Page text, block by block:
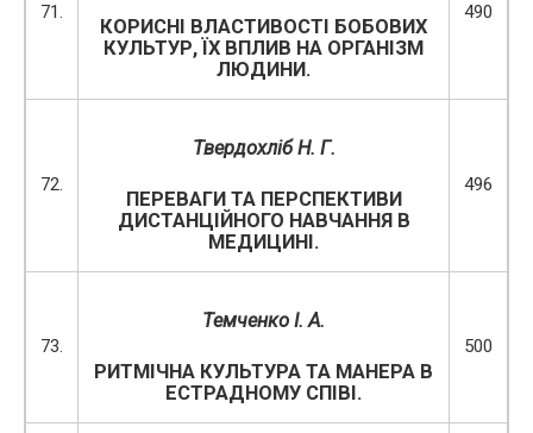
71.
КОРИСНІ ВЛАСТИВОСТІ БОБОВИХ
КУЛЬТУР, ЇХ ВПЛИВ НА ОРГАНІЗМ
ЛЮДИНИ.
490
72.
Твердохліб Н. Г.
ПЕРЕВАГИ ТА ПЕРСПЕКТИВИ
ДИСТАНЦІЙНОГО НАВЧАННЯ В
МЕДИЦИНІ.
496
73.
Темченко І. А.
РИТМІЧНА КУЛЬТУРА ТА МАНЕРА В
ЕСТРАДНОМУ СПІВІ.
500